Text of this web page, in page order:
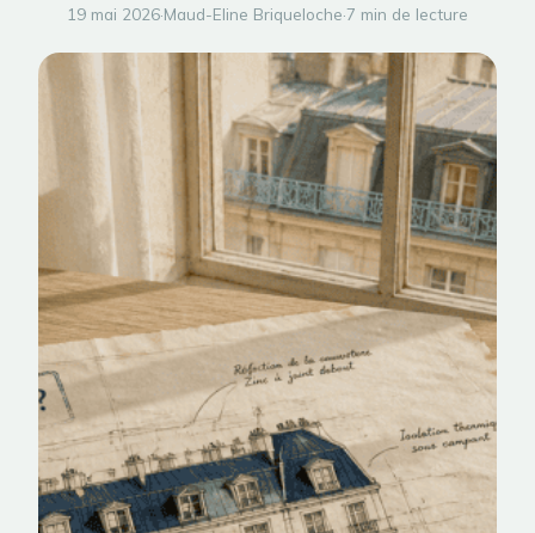
19 mai 2026·Maud-Eline Briqueloche·7 min de lecture